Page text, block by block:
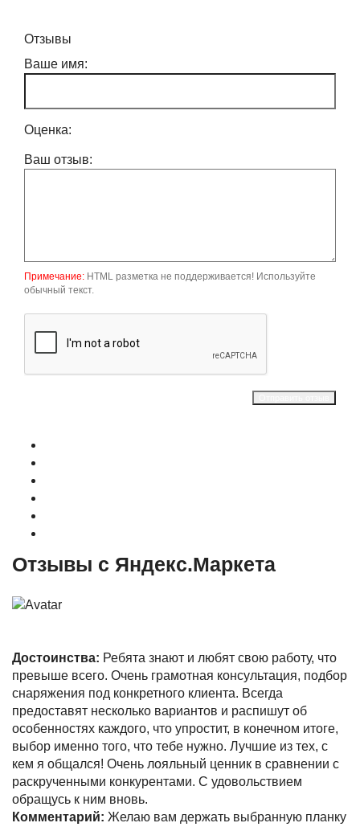
Отзывы
Ваше имя:
Оценка:
Ваш отзыв:
Примечание: HTML разметка не поддерживается! Используйте
обычный текст.
Отзывы с Яндекс.Маркета
Достоинства: Ребята знают и любят свою работу, что
превыше всего. Очень грамотная консультация, подбор
снаряжения под конкретного клиента. Всегда
предоставят несколько вариантов и распишут об
особенностях каждого, что упростит, в конечном итоге,
выбор именно того, что тебе нужно. Лучшие из тех, с
кем я общался! Очень лояльный ценник в сравнении с
раскрученными конкурентами. С удовольствием
обращусь к ним вновь.
Комментарий: Желаю вам держать выбранную планку